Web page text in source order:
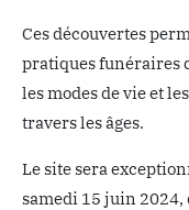
Ces découvertes
pratiques funéraires
les modes de vie et
travers les âges.
Le site sera
samedi 15 juin 2024,